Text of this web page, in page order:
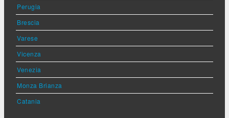
Perugia
Brescia
Varese
Vicenza
Venezia
Monza Brianza
Catania